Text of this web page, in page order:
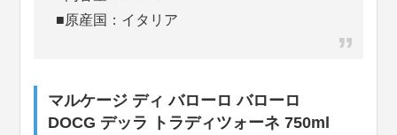
■原産国：イタリア
マルケージ ディ バローロ バローロ
DOCG デッラ トラディツォーネ 750ml